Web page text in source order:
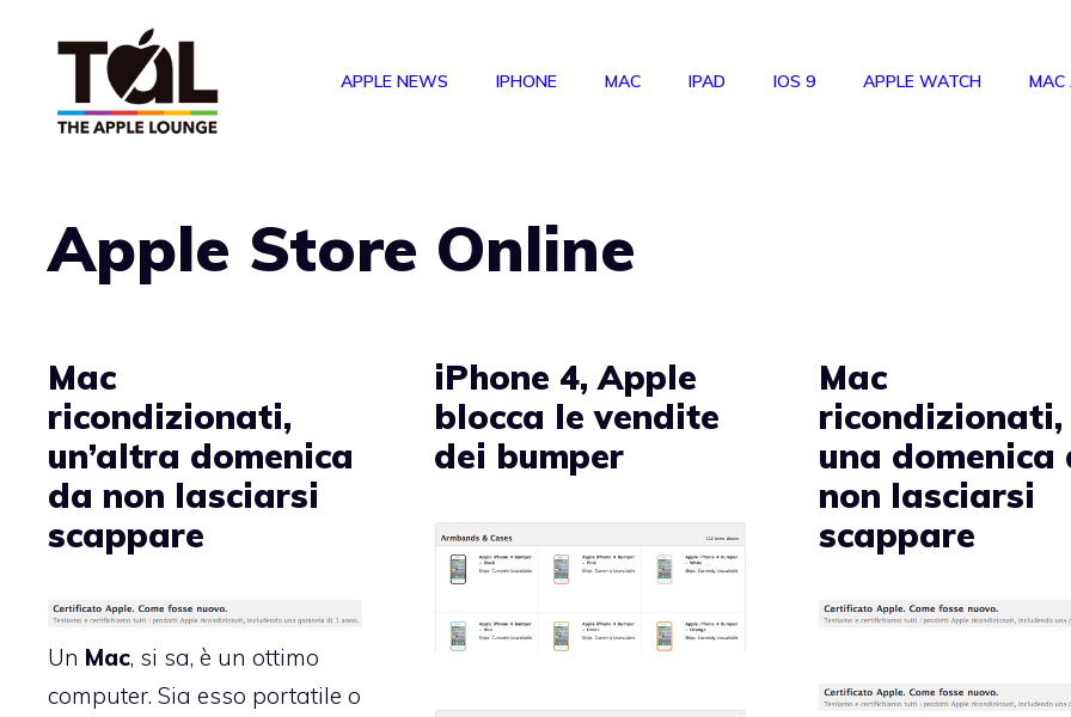
APPLE NEWS IPHONE MAC IPAD IOS 9 APPLE WATCH MAC
Apple Store Online
Mac
ricondizionati,
un’altra domenica
da non lasciarsi
scappare
Un Mac, si sa, è un ottimo
computer. Sia esso portatile o
iPhone 4, Apple
blocca le vendite
dei bumper
Mac
ricondizionati,
una domenica
non lasciarsi
scappare